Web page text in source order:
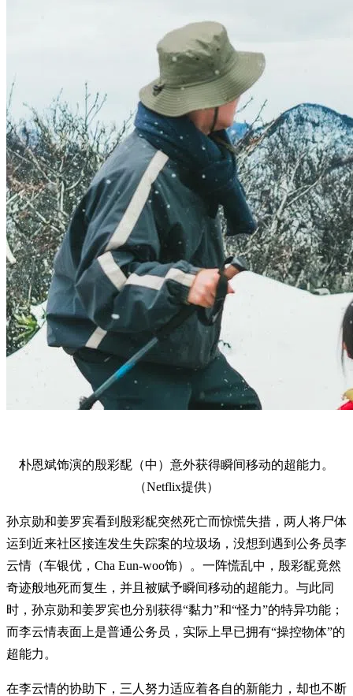
朴恩斌饰演的殷彩馜（中）意外获得瞬间移动的超能力。
（Netflix提供）
孙京勋和姜罗宾看到殷彩馜突然死亡而惊慌失措，两人将尸体
运到近来社区接连发生失踪案的垃圾场，没想到遇到公务员李
云情（车银优，Cha Eun-woo饰）。一阵慌乱中，殷彩馜竟然
奇迹般地死而复生，并且被赋予瞬间移动的超能力。与此同
时，孙京勋和姜罗宾也分别获得“黏力”和“怪力”的特异功能；
而李云情表面上是普通公务员，实际上早已拥有“操控物体”的
超能力。
在李云情的协助下，三人努力适应着各自的新能力，却也不断